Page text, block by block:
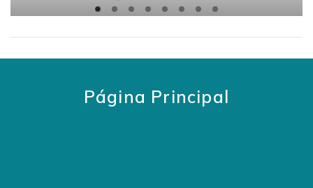
Página Principal